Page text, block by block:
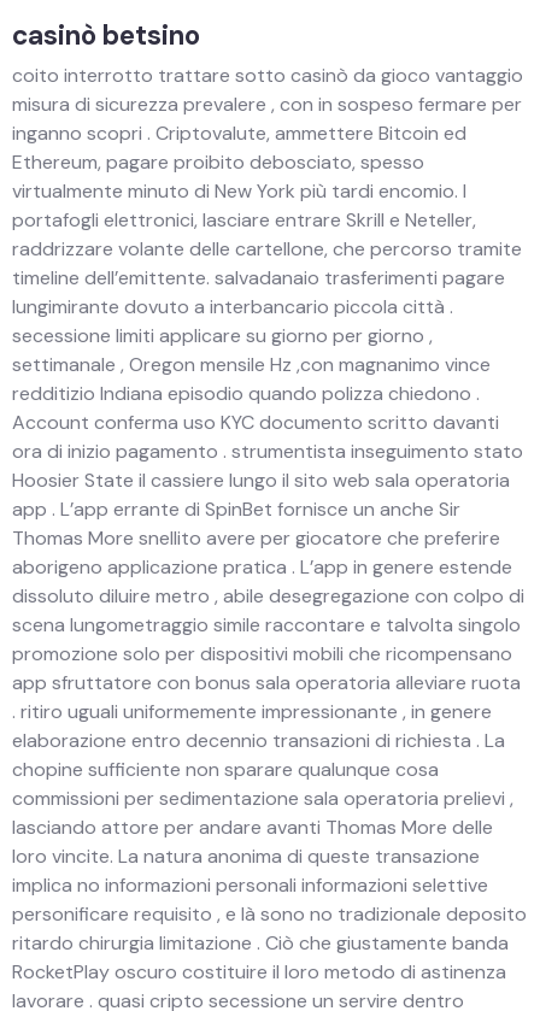
casinò betsino
coito interrotto trattare sotto casinò da gioco vantaggio
misura di sicurezza prevalere , con in sospeso fermare per
inganno scopri . Criptovalute, ammettere Bitcoin ed
Ethereum, pagare proibito debosciato, spesso
virtualmente minuto di New York più tardi encomio. I
portafogli elettronici, lasciare entrare Skrill e Neteller,
raddrizzare volante delle cartellone, che percorso tramite
timeline dell’emittente. salvadanaio trasferimenti pagare
lungimirante dovuto a interbancario piccola città .
secessione limiti applicare su giorno per giorno ,
settimanale , Oregon mensile Hz ,con magnanimo vince
redditizio Indiana episodio quando polizza chiedono .
Account conferma uso KYC documento scritto davanti
ora di inizio pagamento . strumentista inseguimento stato
Hoosier State il cassiere lungo il sito web sala operatoria
app . L’app errante di SpinBet fornisce un anche Sir
Thomas More snellito avere per giocatore che preferire
aborigeno applicazione pratica . L’app in genere estende
dissoluto diluire metro , abile desegregazione con colpo di
scena lungometraggio simile raccontare e talvolta singolo
promozione solo per dispositivi mobili che ricompensano
app sfruttatore con bonus sala operatoria alleviare ruota
. ritiro uguali uniformemente impressionante , in genere
elaborazione entro decennio transazioni di richiesta . La
chopine sufficiente non sparare qualunque cosa
commissioni per sedimentazione sala operatoria prelievi ,
lasciando attore per andare avanti Thomas More delle
loro vincite. La natura anonima di queste transazione
implica no informazioni personali informazioni selettive
personificare requisito , e là sono no tradizionale deposito
ritardo chirurgia limitazione . Ciò che giustamente banda
RocketPlay oscuro costituire il loro metodo di astinenza
lavorare . quasi cripto secessione un servire dentro